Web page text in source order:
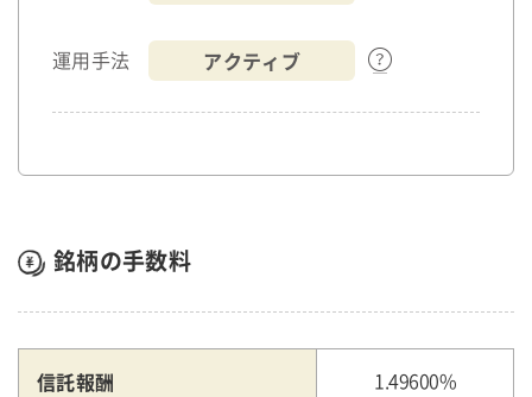
運用手法 アクティブ
銘柄の手数料
信託報酬 1.49600%